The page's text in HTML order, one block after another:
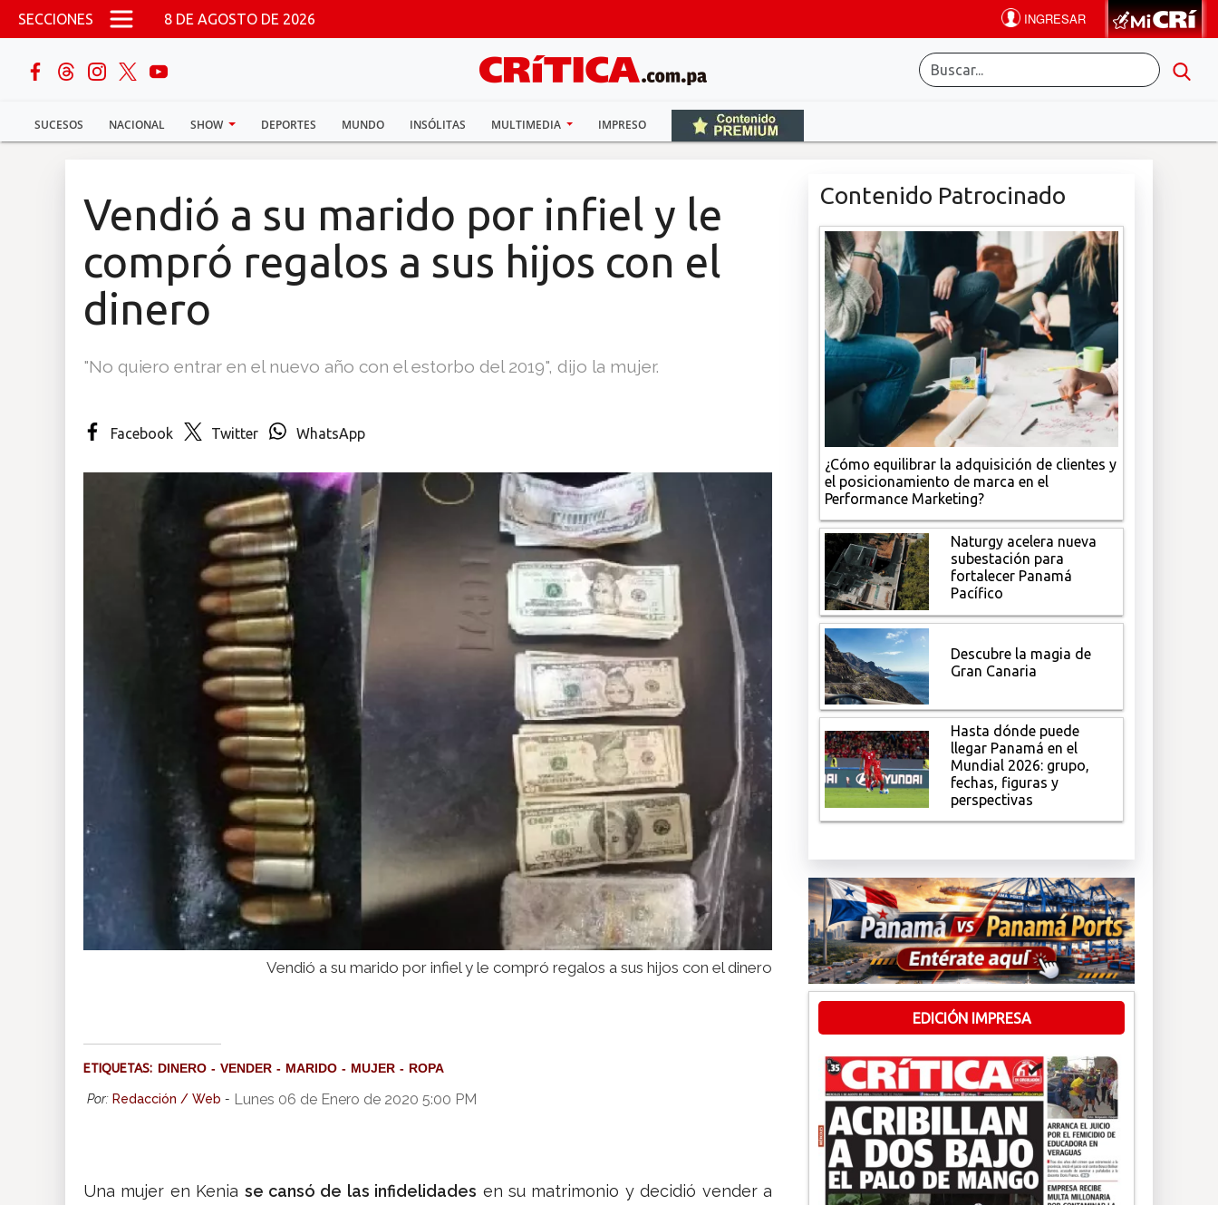
Pasar al contenido principal
SECCIONES 8 DE AGOSTO DE 2026
SUCESOS NACIONAL SHOW DEPORTES MUNDO INSÓLITAS MULTIMEDIA IMPRESO
buscar
Sucesos
Vendió a su marido por infiel y le
compró regalos a sus hijos con el
dinero
"No quiero entrar en el nuevo año con el estorbo del 2019", dijo la mujer.
Facebook Twitter WhatsApp
Vendió a su marido por infiel y le compró regalos a sus hijos con el dinero
ETIQUETAS: DINERO VENDER MARIDO MUJER ROPA
Por: Redacción / Web - Lunes 06 de Enero de 2020 5:00 PM
Una mujer en Kenia se cansó de las infidelidades en su matrimonio y decidió vender a
Contenido Patrocinado
¿Cómo equilibrar la adquisición de clientes y
el posicionamiento de marca en el
Performance Marketing?
Naturgy acelera nueva
subestación para
fortalecer Panamá
Pacífico
Descubre la magia de
Gran Canaria
Hasta dónde puede
llegar Panamá en el
Mundial 2026: grupo,
fechas, figuras y
perspectivas
EDICIÓN IMPRESA